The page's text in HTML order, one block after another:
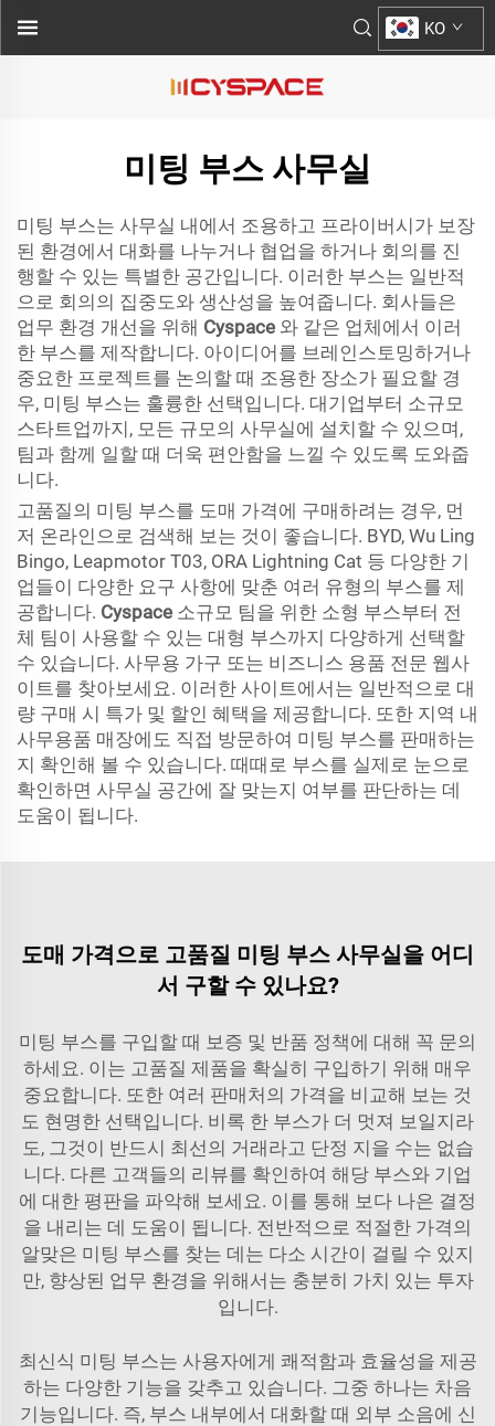
KO
미팅 부스 사무실
미팅 부스는 사무실 내에서 조용하고 프라이버시가 보장
된 환경에서 대화를 나누거나 협업을 하거나 회의를 진
행할 수 있는 특별한 공간입니다. 이러한 부스는 일반적
으로 회의의 집중도와 생산성을 높여줍니다. 회사들은
업무 환경 개선을 위해 Cyspace 와 같은 업체에서 이러
한 부스를 제작합니다. 아이디어를 브레인스토밍하거나
중요한 프로젝트를 논의할 때 조용한 장소가 필요할 경
우, 미팅 부스는 훌륭한 선택입니다. 대기업부터 소규모
스타트업까지, 모든 규모의 사무실에 설치할 수 있으며,
팀과 함께 일할 때 더욱 편안함을 느낄 수 있도록 도와줍
니다.
고품질의 미팅 부스를 도매 가격에 구매하려는 경우, 먼
저 온라인으로 검색해 보는 것이 좋습니다. BYD, Wu Ling
Bingo, Leapmotor T03, ORA Lightning Cat 등 다양한 기
업들이 다양한 요구 사항에 맞춘 여러 유형의 부스를 제
공합니다. Cyspace 소규모 팀을 위한 소형 부스부터 전
체 팀이 사용할 수 있는 대형 부스까지 다양하게 선택할
수 있습니다. 사무용 가구 또는 비즈니스 용품 전문 웹사
이트를 찾아보세요. 이러한 사이트에서는 일반적으로 대
량 구매 시 특가 및 할인 혜택을 제공합니다. 또한 지역 내
사무용품 매장에도 직접 방문하여 미팅 부스를 판매하는
지 확인해 볼 수 있습니다. 때때로 부스를 실제로 눈으로
확인하면 사무실 공간에 잘 맞는지 여부를 판단하는 데
도움이 됩니다.
도매 가격으로 고품질 미팅 부스 사무실을 어디
서 구할 수 있나요?
미팅 부스를 구입할 때 보증 및 반품 정책에 대해 꼭 문의
하세요. 이는 고품질 제품을 확실히 구입하기 위해 매우
중요합니다. 또한 여러 판매처의 가격을 비교해 보는 것
도 현명한 선택입니다. 비록 한 부스가 더 멋져 보일지라
도, 그것이 반드시 최선의 거래라고 단정 지을 수는 없습
니다. 다른 고객들의 리뷰를 확인하여 해당 부스와 기업
에 대한 평판을 파악해 보세요. 이를 통해 보다 나은 결정
을 내리는 데 도움이 됩니다. 전반적으로 적절한 가격의
알맞은 미팅 부스를 찾는 데는 다소 시간이 걸릴 수 있지
만, 향상된 업무 환경을 위해서는 충분히 가치 있는 투자
입니다.
최신식 미팅 부스는 사용자에게 쾌적함과 효율성을 제공
하는 다양한 기능을 갖추고 있습니다. 그중 하나는 차음
기능입니다. 즉, 부스 내부에서 대화할 때 외부 소음에 신